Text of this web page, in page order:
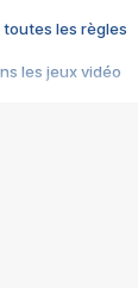
toutes les règles
les jeux vidéo